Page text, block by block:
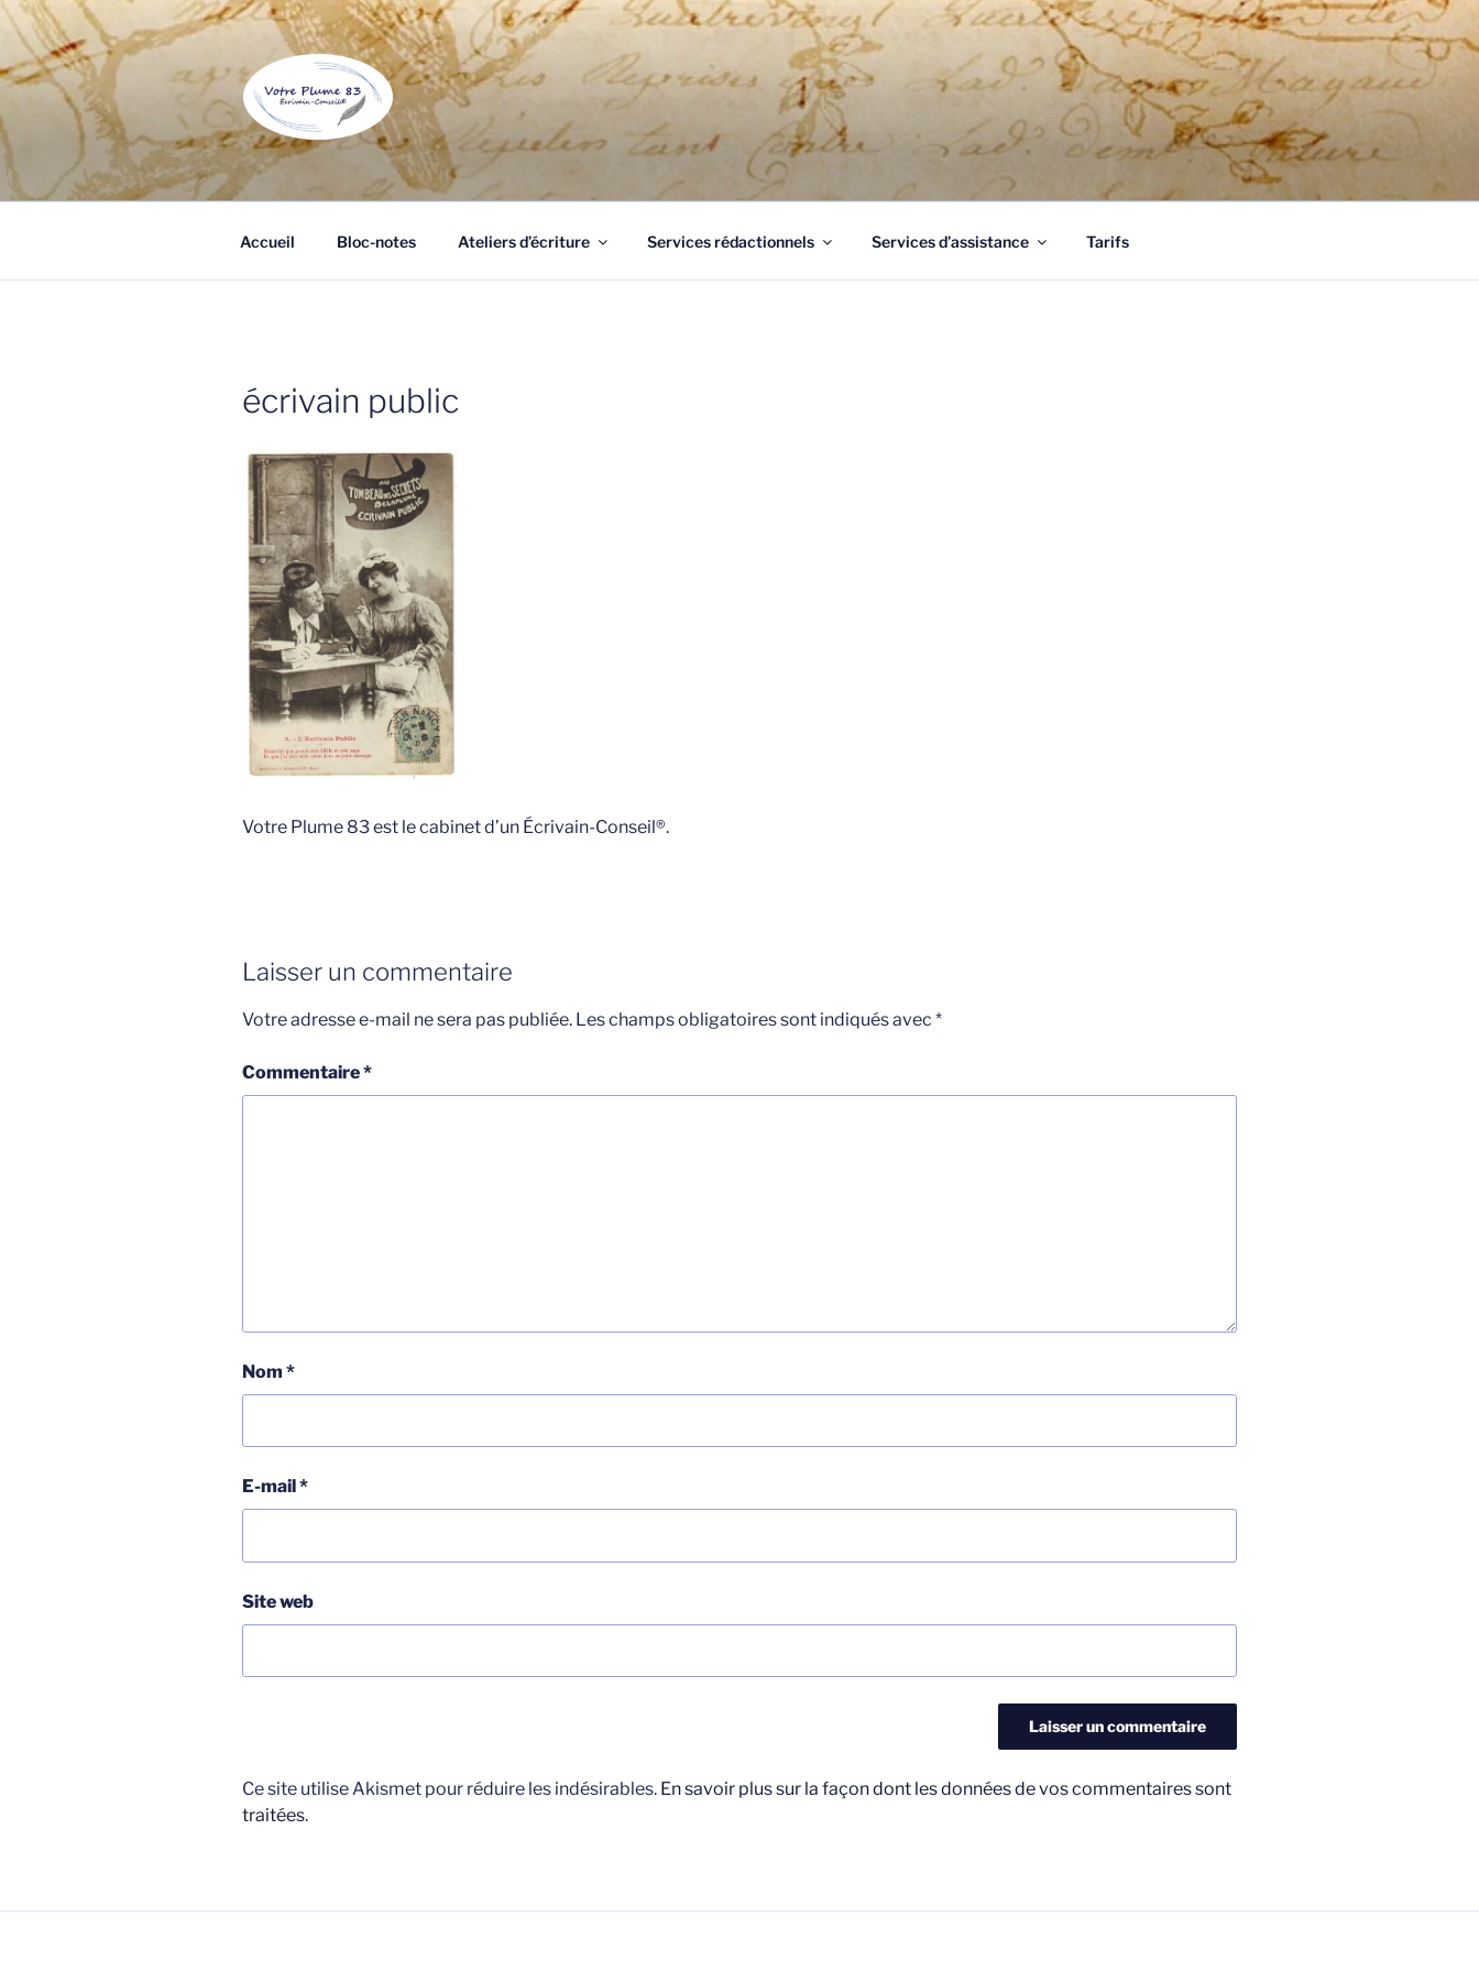
Aller
au
contenu
principal
VOTRE PLUME 83
Écrivain public et biographe à Draguignan, un professionnel de l'écrit à votre service pour tous vos documents.
Accueil Bloc-notes Ateliers d’écriture Services rédactionnels Services d’assistance Tarifs
écrivain public
Votre Plume 83 est le cabinet d’un Écrivain-Conseil®.
Laisser un commentaire
Votre adresse e-mail ne sera pas publiée. Les champs obligatoires sont indiqués avec *
Commentaire*
Nom *
E-mail *
Site web
Ce site utilise Akismet pour réduire les indésirables. En savoir plus sur la façon dont les données de vos commentaires sont
traitées.